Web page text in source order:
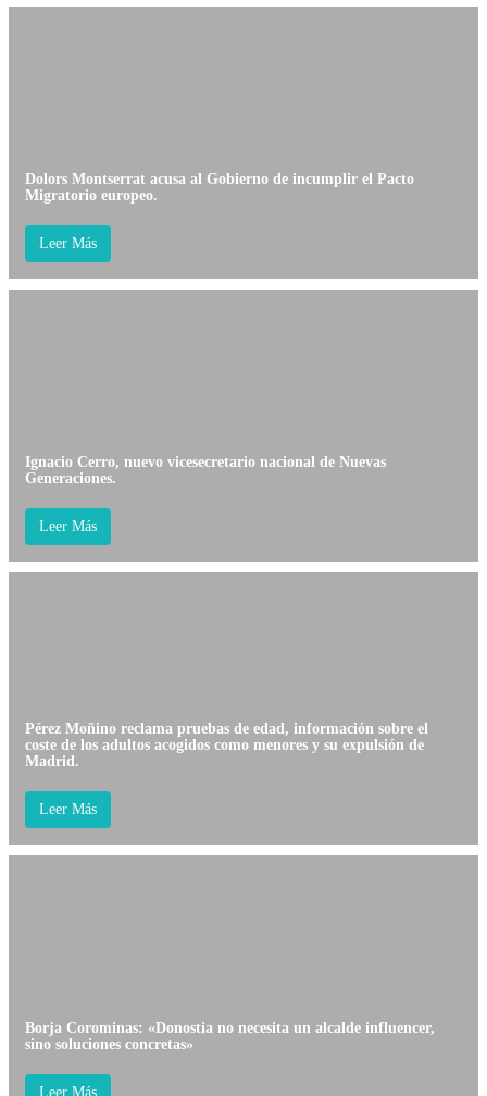
Dolors Montserrat acusa al Gobierno de incumplir el Pacto
Migratorio europeo.
Leer Más
Ignacio Cerro, nuevo vicesecretario nacional de Nuevas
Generaciones.
Leer Más
Pérez Moñino reclama pruebas de edad, información sobre el
coste de los adultos acogidos como menores y su expulsión de
Madrid.
Leer Más
Borja Corominas: «Donostia no necesita un alcalde influencer,
sino soluciones concretas»
Leer Más